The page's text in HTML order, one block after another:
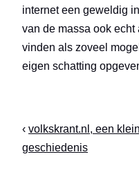
internet een geweldig
van de massa ook
vinden als zoveel
eigen schatting
‹ volkskrant.nl, een
geschiedenis